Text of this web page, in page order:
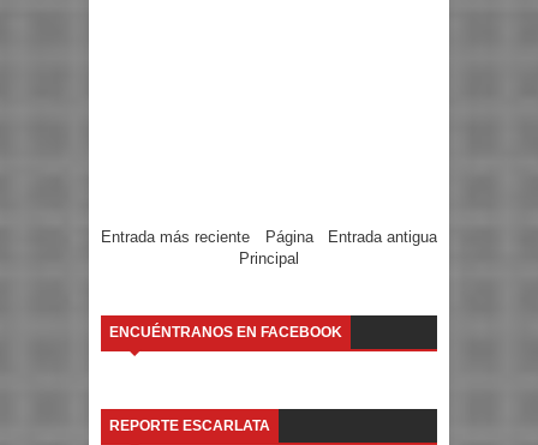
Entrada más reciente Entrada antigua
Página
Principal
ENCUÉNTRANOS EN FACEBOOK
REPORTE ESCARLATA